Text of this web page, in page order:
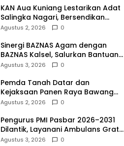
KAN Aua Kuniang Lestarikan Adat
Salingka Nagari, Bersendikan
Kitabullah
Agustus 2, 2026 0
Sinergi BAZNAS Agam dengan
BAZNAS Kalsel, Salurkan Bantuan
Bencana Alam
Agustus 3, 2026 0
Pemda Tanah Datar dan
Kejaksaan Panen Raya Bawang
Merah di Sawah Tangah
Agustus 2, 2026 0
Pengurus PMI Pasbar 2026–2031
Dilantik, Layanani Ambulans Gratis
ke Padang
Agustus 3, 2026 0